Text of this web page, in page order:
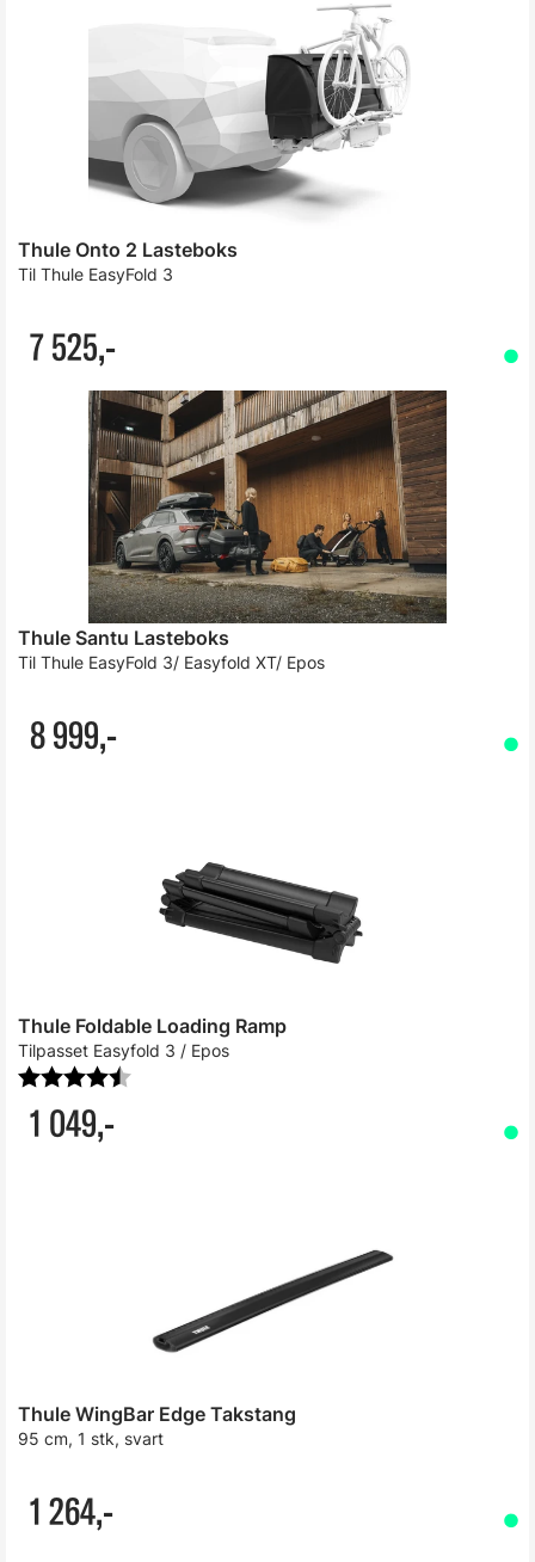
Thule Onto 2 Lasteboks
Til Thule EasyFold 3
7 525,-
Thule Santu Lasteboks
Til Thule EasyFold 3/ Easyfold XT/ Epos
8 999,-
Thule Foldable Loading Ramp
Tilpasset Easyfold 3 / Epos
1 049,-
Karakter:
Thule WingBar Edge Takstang
95 cm, 1 stk, svart
1 264,-